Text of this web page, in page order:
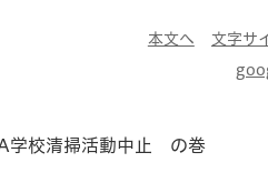
本文へ
文字サ
学校清掃活動中止 の巻